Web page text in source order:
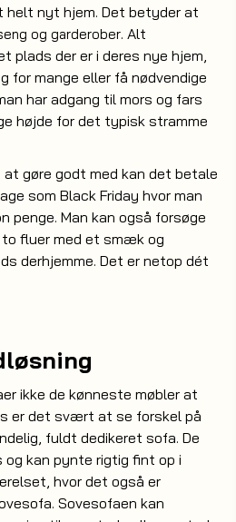
nyt hjem. Det betyder at
og garderober. Alt
plads der er i deres nye hjem,
for mange eller få nødvendige
har adgang til mors og fars
højde for det typisk stramme
at gøre godt med kan det betale
som Black Friday hvor man
penge. Man kan også forsøge
fluer med et smæk og
derhjemme. Det er netop dét
ikke de kønneste møbler at
er det svært at se forskel på
fuldt dedikeret sofa. De
kan pynte rigtig fint op i
hvor det også er
Sovesofaen kan